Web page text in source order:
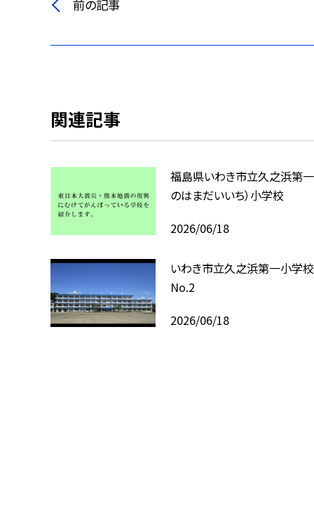
前の記事
関連記事
福島県いわき市立久之浜第一
のはまだいいち）小学校
2026/06/18
いわき市立久之浜第一小学校
No.2
2026/06/18